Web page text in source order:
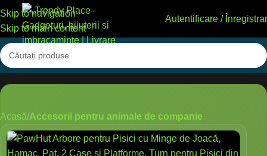
Skip to navigation
Skip to main content
Autentificare /
Acasă Accesorii pentru animale de companie